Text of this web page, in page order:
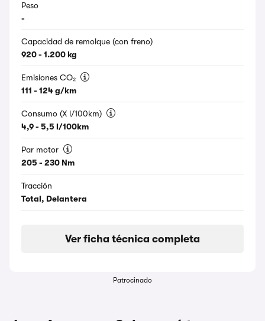
Peso
-
Capacidad de remolque (con freno)
920 - 1.200 kg
Emisiones CO₂
111 - 124 g/km
Consumo (X l/100km)
4,9 - 5,5 l/100km
Par motor
205 - 230 Nm
Tracción
Total, Delantera
Ver ficha técnica completa
Patrocinado